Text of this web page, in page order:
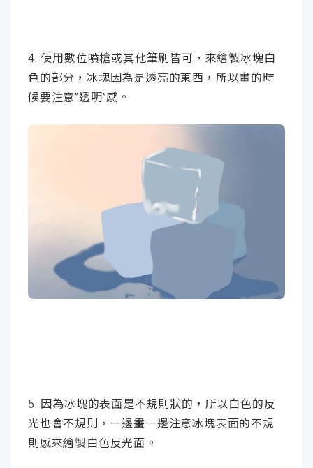
4. 使用數位噴槍或其他筆刷皆可，來繪製冰塊白
色的部分，冰塊因為是透亮的東西，所以畫的時
候要注意”透明”感。
5. 因為冰塊的表面是不規則狀的，所以白色的反
光也會不規則，一邊畫一邊注意冰塊表面的不規
則感來繪製白色反光面。